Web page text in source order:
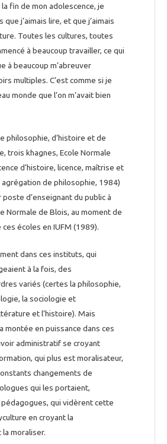
fin de mon adolescence, je
j’aimais lire, et que j’aimais
Toutes les cultures, toutes
à beaucoup travailler, ce qui
à beaucoup m’abreuver
multiples. C’est comme si je
monde que l’on m’avait bien
philosophie, d’histoire et de
trois khagnes, Ecole Normale
d’histoire, licence, maîtrise et
agrégation de philosophie, 1984)
poste d’enseignant du public à
Normale de Blois, au moment de
écoles en IUFM (1989).
dans ces instituts, qui
à la fois, des
variés (certes la philosophie,
la sociologie et
et l’histoire). Mais
montée en puissance dans ces
administratif se croyant
qui plus est moralisateur,
changements de
qui les portaient,
qui vidèrent cette
en croyant la
moraliser.